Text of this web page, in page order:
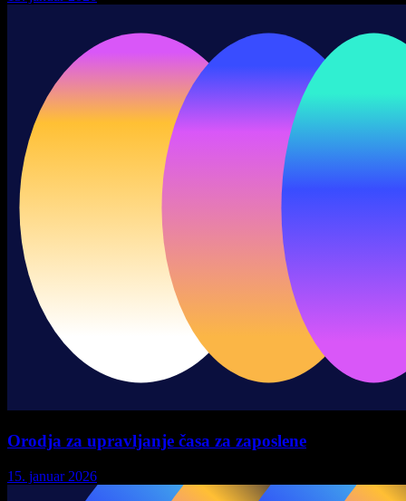
Orodja za upravljanje časa za zaposlene
15. januar 2026